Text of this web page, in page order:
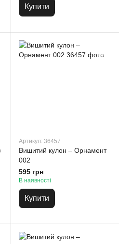
Купити
Артикул: 36457
Вишитий кулон – Орнамент
002
595 грн
В наявності
Купити